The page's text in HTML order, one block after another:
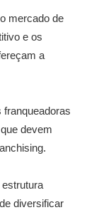
mercado de
e os
a
devem
diversificar